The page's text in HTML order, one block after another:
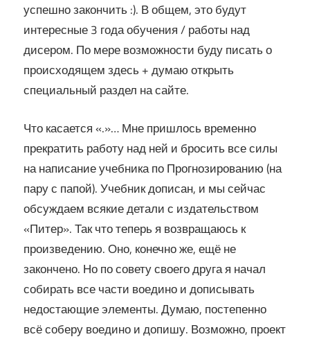
успешно закончить :). В общем, это будут
интересные 3 года обучения / работы над
дисером. По мере возможности буду писать о
происходящем здесь + думаю открыть
специальный раздел на сайте.
Что касается «.»… Мне пришлось временно
прекратить работу над ней и бросить все силы
на написание учебника по Прогнозированию (на
пару с папой). Учебник дописан, и мы сейчас
обсуждаем всякие детали с издательством
«Питер». Так что теперь я возвращаюсь к
произведению. Оно, конечно же, ещё не
закончено. Но по совету своего друга я начал
собирать все части воедино и дописывать
недостающие элементы. Думаю, постепенно
всё соберу воедино и допишу. Возможно, проект